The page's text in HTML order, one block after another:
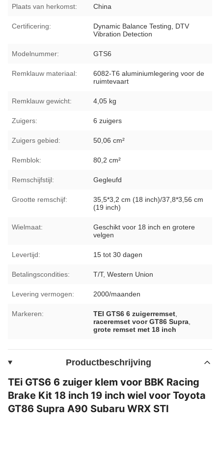
Plaats van herkomst: China
Certificering:
Dynamic Balance Testing, DTV
Vibration Detection
Modelnummer: GTS6
Remklauw materiaal:
6082-T6 aluminiumlegering voor de
ruimtevaart
Remklauw gewicht: 4,05 kg
Zuigers: 6 zuigers
Zuigers gebied: 50,06 cm²
Remblok: 80,2 cm²
Remschijfstijl: Gegleufd
Grootte remschijf:
35,5*3,2 cm (18 inch)/37,8*3,56 cm
(19 inch)
Wielmaat:
Geschikt voor 18 inch en grotere
velgen
Levertijd: 15 tot 30 dagen
Betalingscondities: T/T, Western Union
Levering vermogen: 2000/maanden
Markeren: TEI GTS6 6 zuigerremset
raceremset voor GT86 Supra
grote remset met 18 inch
Productbeschrijving
TEi GTS6 6 zuiger klem voor BBK Racing
Brake Kit 18 inch 19 inch wiel voor Toyota
GT86 Supra A90 Subaru WRX STI